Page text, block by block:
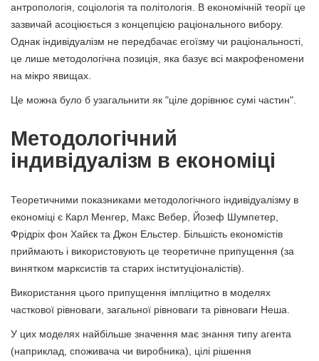
антропологія, соціологія та політологія. В економічній теорії це
зазвичай асоціюється з концепцією раціонального вибору.
Однак індивідуалізм не передбачає егоїзму чи раціональності,
це лише методологічна позиція, яка базує всі макрофеномени
на мікро явищах.
Це можна було б узагальнити як "ціле дорівнює сумі частин".
Методологічний
індивідуалізм в економіці
Теоретичними показниками методологічного індивідуалізму в
економіці є Карл Менгер, Макс Вебер, Йозеф Шумпетер,
Фрідріх фон Хайєк та Джон Ельстер. Більшість економістів
приймають і використовують це теоретичне припущення (за
винятком марксистів та старих інституціоналістів).
Використання цього припущення імпліцитно в моделях
часткової рівноваги, загальної рівноваги та рівноваги Неша.
У цих моделях найбільше значення має знання типу агента
(наприклад, споживача чи виробника), цілі рішення